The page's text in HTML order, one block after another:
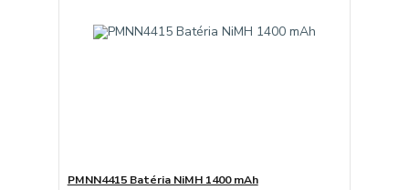
PMNN4415 Batéria NiMH 1400 mAh